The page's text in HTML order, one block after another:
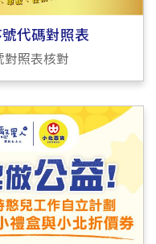
代碼對照表
對照表核對